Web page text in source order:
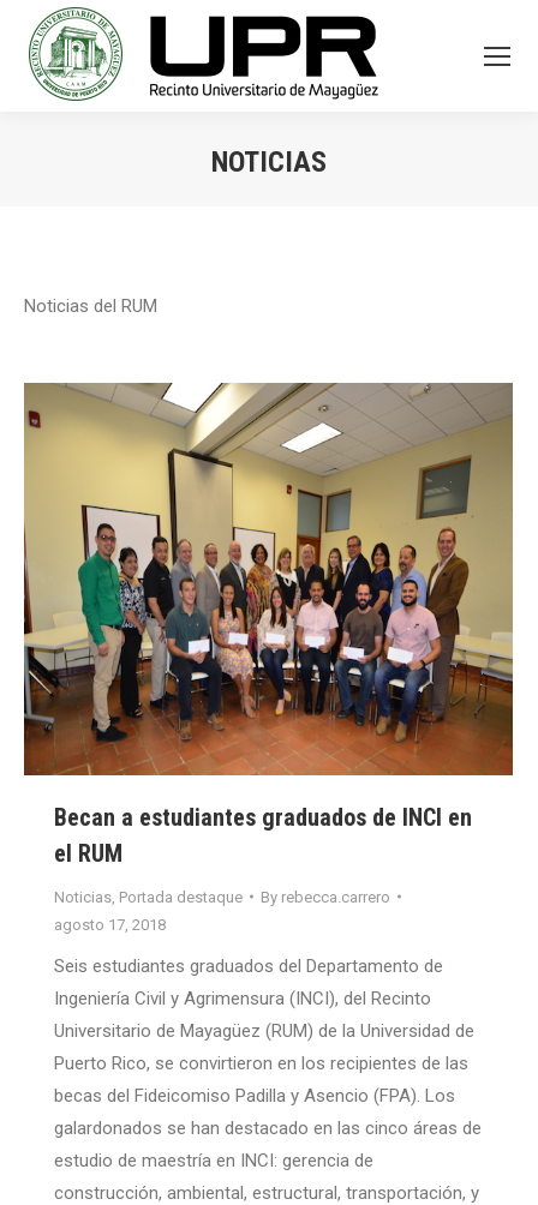
NOTICIAS
Noticias del RUM
Becan a estudiantes graduados de INCI en
el RUM
Noticias Portada destaque By rebecca.carrero
agosto 17, 2018
Seis estudiantes graduados del Departamento de
Ingeniería Civil y Agrimensura (INCI), del Recinto
Universitario de Mayagüez (RUM) de la Universidad de
Puerto Rico, se convirtieron en los recipientes de las
becas del Fideicomiso Padilla y Asencio (FPA). Los
galardonados se han destacado en las cinco áreas de
estudio de maestría en INCI: gerencia de
construcción, ambiental, estructural, transportación, y